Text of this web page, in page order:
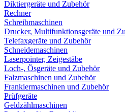
Diktiergeräte und Zubehör
Rechner
Schreibmaschinen
Drucker, Multifunktionsgeräte und
Telefaxgeräte und Zubehör
Schneidemaschinen
Laserpointer, Zeigestäbe
Loch-, Ösgeräte und Zubehör
Falzmaschinen und Zubehör
Frankiermaschinen und Zubehör
Prüfgeräte
Geldzählmaschinen